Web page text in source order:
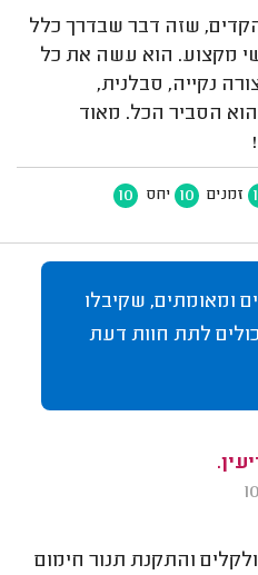
הקדים, שזה דבר שבדרך כלל
מקצוע. הוא עשה את כל
נקייה, סבלנית,
הסביר הכל. מאוד
זמנים 10 יחס 10
ומאומתים, שקיבלו
לתת חוות דעת
והתקנת תנור חימום